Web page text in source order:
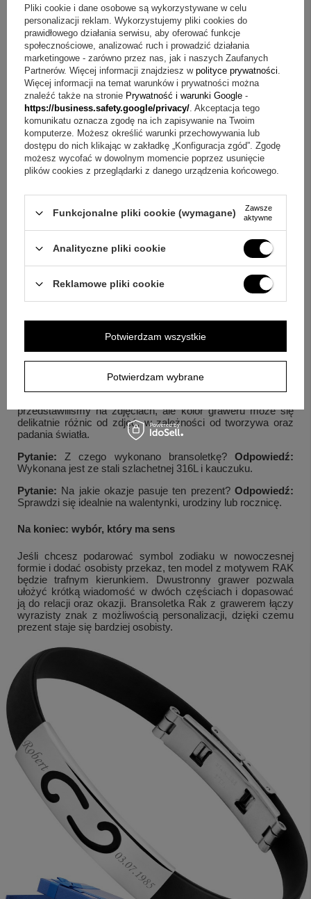
+3
Zobacz więcej
Grawerunek (miejsce): po obu stronach znaku zodiaku
Grawerunek (limit): do około 10 znaków po każdej stronie
Grawerunek (treść): może być tekst lub dodatkowa grafika
Kolor graweru: w kolorze, który przedstawiliśmy na
zdjęciach
Zmienność koloru graweru: kolor graweru może się
delikatnie różnic od zdjęć, w zależności od tworzywa oraz
padania światła
W cenie są ujęte następujące elementy
Grawer na blaszce (po obu stronach znaku zodiaku, do
około 10 znaków po każdej stronie, może być tekst lub
Opakowanie prezentowe w losowo wybranym kolorze
Pytania przed zakupem o grawer po obu stronach
Odpowiedź:Grawer wykonujemy po obu stronach znaku
zodiaku, a treścią może być tekst lub dodatkowa grafika.
Pytanie:Jak dużo znaków mieści się na każdej stronie?
Odpowiedź:Do około 10 znaków po każdej stronie.
przedstawiliśmy na zdjęciach, ale kolor graweru może się
delikatnie różnic od zdjęć, w zależności od tworzywa oraz
padania światła.
Pytanie: Z czego wykonano bransoletkę? Odpowiedź:
Wykonana jest ze stali szlachetnej 316L i kauczuku.
Pytanie: Na jakie okazje pasuje ten prezent? Odpowiedź:
Sprawdzi się idealnie na walentynki, urodziny lub rocznicę.
Na koniec: wybór, który ma sens
Jeśli chcesz podarować symbol zodiaku w nowoczesnej
formie i dodać osobisty przekaz, ten model z motywem RAK
będzie trafnym kierunkiem. Dwustronny grawer pozwala
ułożyć krótką wiadomość w dwóch częściach i dopasować
ją do relacji oraz okazji. Bransoletka Rak z grawerem łączy
wyrazisty znak z możliwością personalizacji, dzięki czemu
prezent staje się bardziej osobisty.
Pliki cookie i dane osobowe są wykorzystywane w celu
personalizacji reklam. Wykorzystujemy pliki cookies do
prawidłowego działania serwisu, aby oferować funkcje
społecznościowe, analizować ruch i prowadzić działania
marketingowe - zarówno przez nas, jak i naszych Zaufanych
Partnerów. Więcej informacji znajdziesz w polityce prywatności.
Więcej informacji na temat warunków i prywatności można
znaleźć także na stronie Prywatność i warunki Google -
https://business.safety.google/privacy/. Akceptacja tego
komunikatu oznacza zgodę na ich zapisywanie na Twoim
komputerze. Możesz określić warunki przechowywania lub
dostępu do nich klikając w zakładkę „Konfiguracja zgód”. Zgodę
możesz wycofać w dowolnym momencie poprzez usunięcie
plików cookies z przeglądarki z danego urządzenia końcowego.
Funkcjonalne pliki cookie (wymagane)
Zawsze
aktywne
Analityczne pliki cookie
Reklamowe pliki cookie
Potwierdzam wybrane
Potwierdzam wszystkie